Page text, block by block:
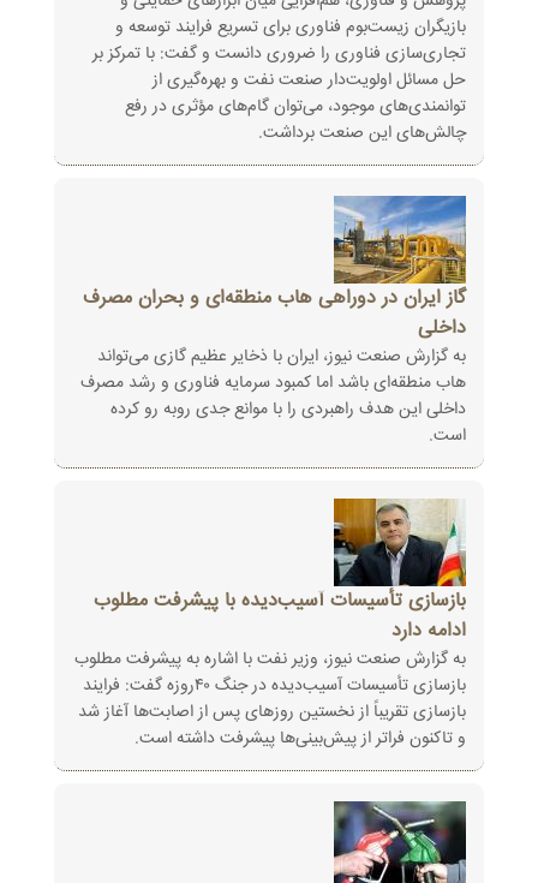
‏بازیگران زیست‌بوم فناوری برای تسریع فرایند توسعه و
تجاری‌سازی فناوری را ضروری دانست و گفت: با تمرکز بر
حل ‏مسائل اولویت‌دار صنعت نفت و بهره‌گیری از
توانمندی‌های موجود، می‌توان گام‌های مؤثری در رفع
چالش‌های این صنعت ‏برداشت‎.‎
گاز ایران در دوراهی هاب منطقه‌ای و بحران مصرف
داخلی
به گزارش صنعت نیوز، ایران با ذخایر عظیم گازی می‌تواند
هاب منطقه‌ای باشد اما کمبود سرمایه فناوری و رشد مصرف
‏داخلی این هدف راهبردی را با موانع جدی روبه رو کرده
است‎.‎
بازسازی تأسیسات آسیب‌دیده با پیشرفت مطلوب
ادامه دارد
به گزارش صنعت نیوز، وزیر نفت با اشاره به پیشرفت مطلوب
بازسازی تأسیسات آسیب‌دیده در جنگ ۴۰روزه گفت: فرایند
بازسازی تقریباً از ‏نخستین روزهای پس از اصابت‌ها آغاز شد
و تاکنون فراتر از پیش‌بینی‌ها پیشرفت داشته است‎.‎